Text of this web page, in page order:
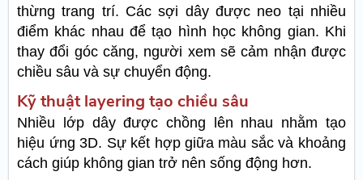
thừng trang trí. Các sợi dây được neo tại nhiều
điểm khác nhau để tạo hình học không gian. Khi
thay đổi góc căng, người xem sẽ cảm nhận được
chiều sâu và sự chuyển động.
Kỹ thuật layering tạo chiều sâu
Nhiều lớp dây được chồng lên nhau nhằm tạo
hiệu ứng 3D. Sự kết hợp giữa màu sắc và khoảng
cách giúp không gian trở nên sống động hơn.